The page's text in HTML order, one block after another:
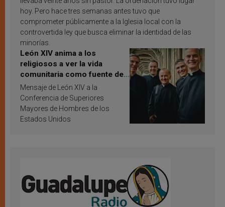
hoy. Pero hace tres semanas antes tuvo que
comprometer públicamente a la Iglesia local con la
controvertida ley que busca eliminar la identidad de las
minorías.
León XIV anima a los
religiosos a ver la vida
comunitaria como fuente de
inspiración y santificación
Mensaje de León XIV a la
Conferencia de Superiores
Mayores de Hombres de los
Estados Unidos